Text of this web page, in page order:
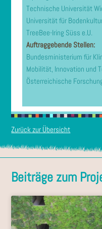
Technische Universität
Universität für
TreeBee-Iring Süss e.U.
Auftraggebende Stellen:
Bundesministerium für
Mobilität, Innovation und
Österreichische
Zurück zur Übersicht